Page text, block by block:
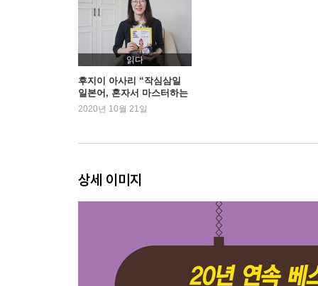
셋째마디ㆍ동사 익히기 [1류동사·2류동사·3류동사]
08 1류동사의 보통체형
09 1류동사의 정중체형
10 2류동사의 보통체형
11 2류동사의 정중체형
둘째마당 ： 변화무쌍한 동사의 활용
넷째마디ㆍ1류동사가 あ단으로 바뀌는 활용형
14 ない형
15 사역형
읽다
후지이 아사리 “작심삼일
일본어, 혼자서 마스터하는
법!”
2020년 10월 21일
상세 이미지